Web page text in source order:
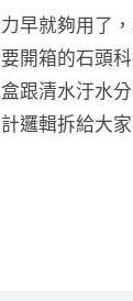
早就夠用了
開箱的石頭
跟清水汙水
邏輯拆給大